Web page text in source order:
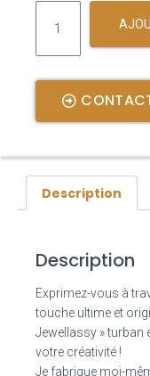
Description
Description
Exprimez-vous à
touche ultime et
Jewellassy » turban
votre créativité !
Je fabrique moi-